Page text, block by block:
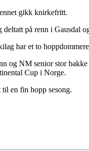
gikk knirkefritt.
på renn i Gausdal
har et to
og NM senior stor
Cup i Norge.
en fin hopp sesong.